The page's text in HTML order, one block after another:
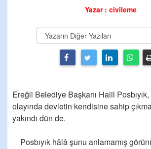
Yazar : civileme
Ereğli Belediye Başkanı Halil
olayında devletin kendisine sahip
yakındı dün de.
Posbıyık hâlâ şunu anlamamış